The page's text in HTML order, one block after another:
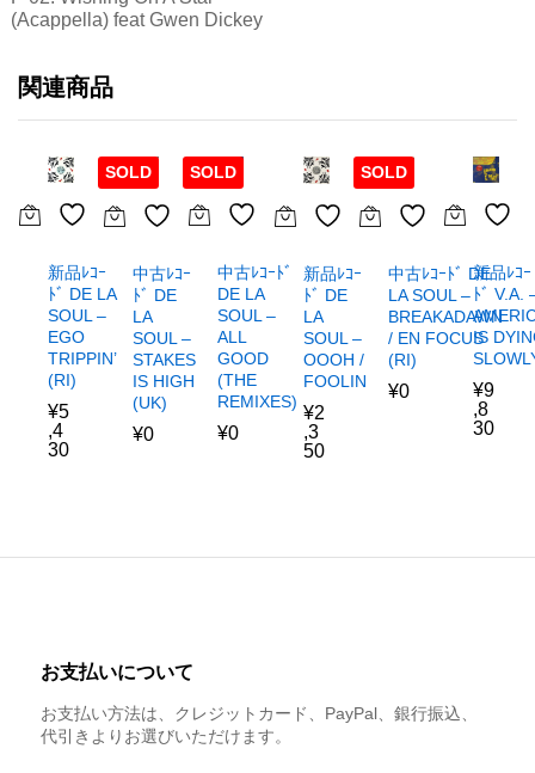
(Acappella) feat Gwen Dickey
関連商品
新品ﾚｺｰ
ﾄﾞ DE LA
SOUL –
EGO
TRIPPIN’
(RI)
¥5
,4
30
SOLD
中古ﾚｺｰ
ﾄﾞ DE
LA
SOUL –
STAKES
IS HIGH
(UK)
¥0
SOLD
中古ﾚｺｰﾄﾞ
DE LA
SOUL –
ALL
GOOD
(THE
REMIXES)
¥0
新品ﾚｺｰ
ﾄﾞ DE
LA
SOUL –
OOOH /
FOOLIN
¥2
,3
50
SOLD
中古ﾚｺｰﾄﾞ DE
LA SOUL –
BREAKADAWN
/ EN FOCUS
(RI)
¥0
新品ﾚｺｰ
ﾄﾞ V.A.
IS
¥9
,8
30
お支払いについて
お支払い方法は、クレジットカード、PayPal、銀行振込、
代引きよりお選びいただけます。